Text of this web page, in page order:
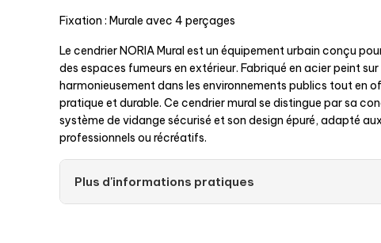
Fixation : Murale avec 4 perçages
Le cendrier NORIA Mural est un équipement urbain conçu
des espaces fumeurs en extérieur. Fabriqué en acier peint
harmonieusement dans les environnements publics tout en
pratique et durable. Ce cendrier mural se distingue par sa
système de vidange sécurisé et son design épuré, adapté
professionnels ou récréatifs.
Plus d'informations pratiques